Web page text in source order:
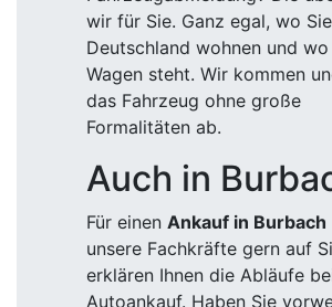
wir für Sie. Ganz egal, wo
Deutschland wohnen und
Wagen steht. Wir kommen
das Fahrzeug ohne große
Formalitäten ab.
Auch in
Für einen Ankauf in Burbach
unsere Fachkräfte gern auf
erklären Ihnen die Abläufe
Autoankauf. Haben Sie